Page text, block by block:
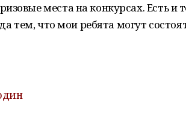
места на конкурсах. Есть и
тем, что мои ребята могут